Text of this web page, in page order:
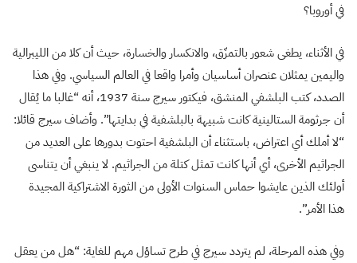
في أوروبا؟
في الأثناء، يطغى شعور بالتمزّق، والانكسار والخسارة، حيث أن كلا من الليبرالية
واليمين يمثلان عنصران أساسيان وأمرا واقعا في العالم السياسي. وفي هذا
الصدد، كتب البلشفي المنشق، فيكتور سيرج سنة 1937، أنه “غالبا ما يُقال
أن جرثومة الستالينية كانت شبيهة بالبلشفية في بدايتها”. وأضاف سيرج قائلا:
“لا أملك أي اعتراض، باستثناء أن البلشفية احتوت بدورها على العديد من
الجراثيم الأخرى، أي أنها كانت تمثل كتلة من الجراثيم. لا ينبغي أن يتناسى
أولئك الذين عايشوا حماس السنوات الأولى من الثورة الاشتراكية المجيدة
هذا الأمر”.
وفي هذه المرحلة، لم يتردد سيرج في طرح تساؤل مهم للغاية: “هل من يعقل